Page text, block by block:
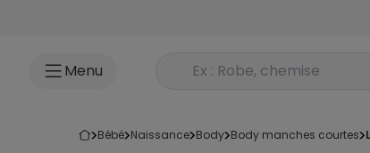
Menu Rechercher un produit
bébé naissance body body manches courtes